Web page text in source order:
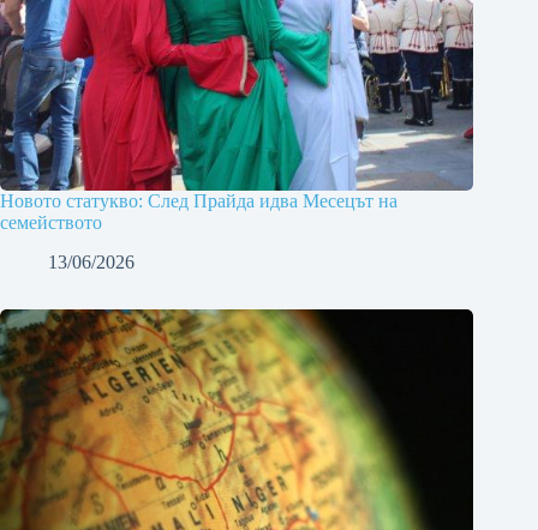
Новото статукво: След Прайда идва Месецът на
семейството
13/06/2026